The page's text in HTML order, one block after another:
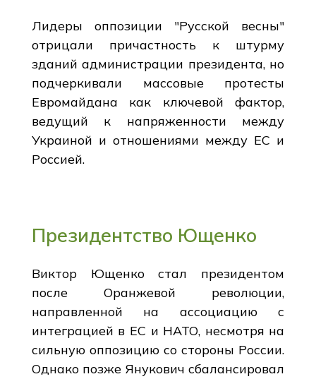
Лидеры оппозиции "Русской весны"
отрицали причастность к штурму
зданий администрации президента, но
подчеркивали массовые протесты
Евромайдана как ключевой фактор,
ведущий к напряженности между
Украиной и отношениями между ЕС и
Россией.
Президентство Ющенко
Виктор Ющенко стал президентом
после Оранжевой революции,
направленной на ассоциацию с
интеграцией в ЕС и НАТО, несмотря на
сильную оппозицию со стороны России.
Однако позже Янукович сбалансировал